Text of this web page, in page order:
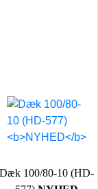
Dæk 100/80-10 (HD-